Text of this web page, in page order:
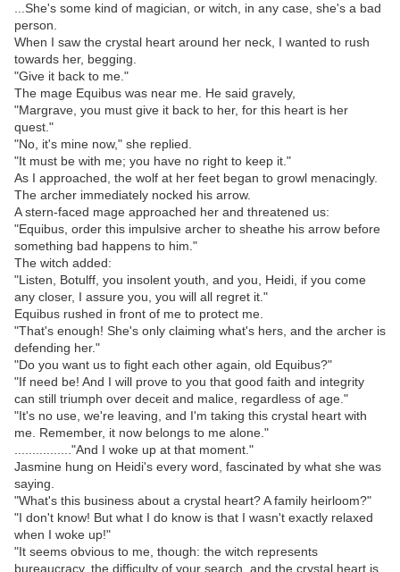
...She's some kind of magician, or witch, in any case, she's a bad
person.
When I saw the crystal heart around her neck, I wanted to rush
towards her, begging.
"Give it back to me."
The mage Equibus was near me. He said gravely,
"Margrave, you must give it back to her, for this heart is her
quest."
"No, it's mine now," she replied.
"It must be with me; you have no right to keep it."
As I approached, the wolf at her feet began to growl menacingly.
The archer immediately nocked his arrow.
A stern-faced mage approached her and threatened us:
"Equibus, order this impulsive archer to sheathe his arrow before
something bad happens to him."
The witch added:
"Listen, Botulff, you insolent youth, and you, Heidi, if you come
any closer, I assure you, you will all regret it."
Equibus rushed in front of me to protect me.
"That's enough! She's only claiming what's hers, and the archer is
defending her."
"Do you want us to fight each other again, old Equibus?"
"If need be! And I will prove to you that good faith and integrity
can still triumph over deceit and malice, regardless of age."
"It's no use, we're leaving, and I'm taking this crystal heart with
me. Remember, it now belongs to me alone."
................"And I woke up at that moment."
Jasmine hung on Heidi's every word, fascinated by what she was
saying.
"What's this business about a crystal heart? A family heirloom?"
"I don't know! But what I do know is that I wasn't exactly relaxed
when I woke up!"
"It seems obvious to me, though: the witch represents
bureaucracy, the difficulty of your search, and the crystal heart is